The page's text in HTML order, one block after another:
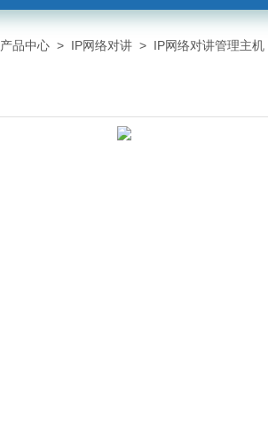
产品中心 > IP网络对讲 > IP网络对讲管理主机